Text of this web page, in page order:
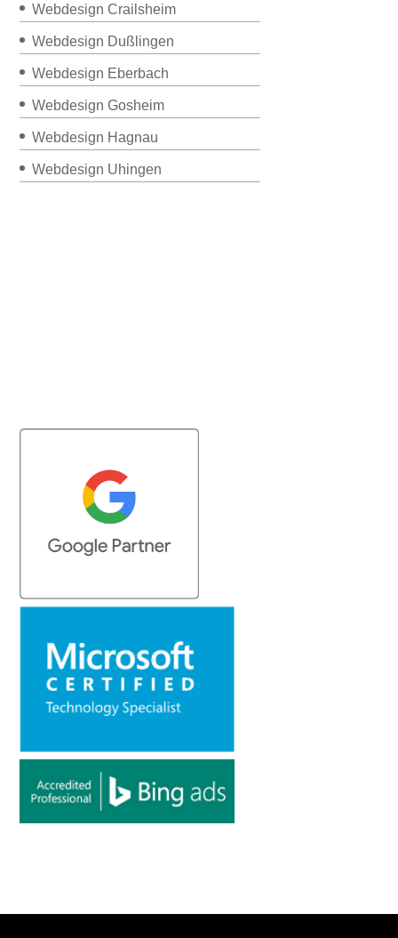
Webdesign Crailsheim
Webdesign Dußlingen
Webdesign Eberbach
Webdesign Gosheim
Webdesign Hagnau
Webdesign Uhingen